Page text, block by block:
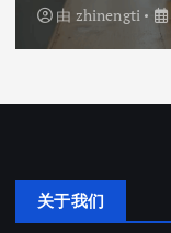
由 zhinengti
关于我们